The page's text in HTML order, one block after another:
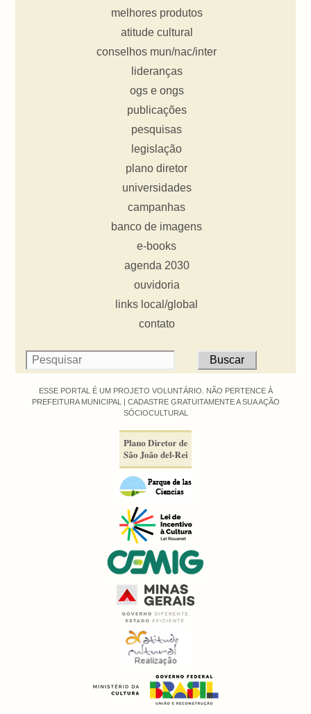
melhores produtos
atitude cultural
conselhos mun/nac/inter
lideranças
ogs e ongs
publicações
pesquisas
legislação
plano diretor
universidades
campanhas
banco de imagens
e-books
agenda 2030
ouvidoria
links local/global
contato
ESSE PORTAL É UM PROJETO VOLUNTÁRIO. NÃO PERTENCE À
PREFEITURA MUNICIPAL | CADASTRE GRATUITAMENTE A SUA AÇÃO
SÓCIOCULTURAL